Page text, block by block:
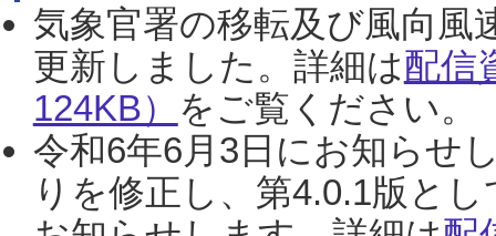
気象官署の移転及び風向風
更新しました。詳細は配信
124KB） をご覧ください。
令和6年6月3日にお知らせ
りを修正し、第4.0.1版と